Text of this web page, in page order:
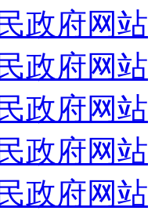
政府网站
政府网站
政府网站
政府网站
政府网站